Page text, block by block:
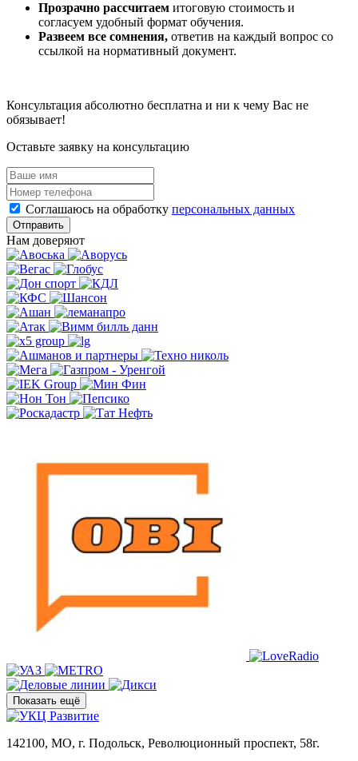
Прозрачно рассчитаем итоговую стоимость и
согласуем удобный формат обучения.
Развеем все сомнения, ответив на каждый вопрос со
ссылкой на нормативный документ.
Консультация абсолютно бесплатна и ни к чему Вас не
обязывает!
Оставьте заявку на консультацию
Соглашаюсь на обработку персональных данных
Отправить
Нам доверяют
Показать ещё
142100, МО, г. Подольск, Революционный проспект, 58г.